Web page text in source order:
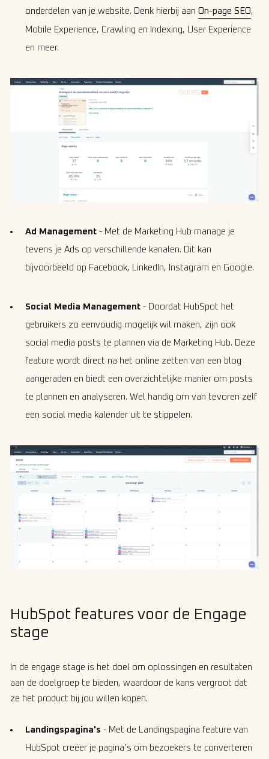
onderdelen van je website. Denk hierbij aan On-page SEO,
Mobile Experience, Crawling en Indexing, User Experience
en meer.
Ad Management - Met de Marketing Hub manage je
tevens je Ads op verschillende kanalen. Dit kan
bijvoorbeeld op Facebook, LinkedIn, Instagram en Google.
Social Media Management - Doordat HubSpot het
gebruikers zo eenvoudig mogelijk wil maken, zijn ook
social media posts te plannen via de Marketing Hub. Deze
feature wordt direct na het online zetten van een blog
aangeraden en biedt een overzichtelijke manier om posts
te plannen en analyseren. Wel handig om van tevoren zelf
een social media kalender uit te stippelen.
HubSpot features voor de Engage
stage
In de engage stage is het doel om oplossingen en resultaten
aan de doelgroep te bieden, waardoor de kans vergroot dat
ze het product bij jou willen kopen.
Landingspagina's - Met de Landingspagina feature van
HubSpot creëer je pagina’s om bezoekers te converteren